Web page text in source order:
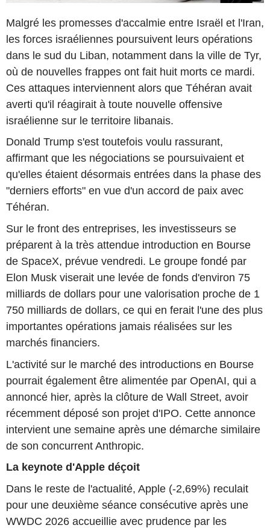
Malgré les promesses d'accalmie entre Israël et l'Iran,
les forces israéliennes poursuivent leurs opérations
dans le sud du Liban, notamment dans la ville de Tyr,
où de nouvelles frappes ont fait huit morts ce mardi.
Ces attaques interviennent alors que Téhéran avait
averti qu'il réagirait à toute nouvelle offensive
israélienne sur le territoire libanais.
Donald Trump s'est toutefois voulu rassurant,
affirmant que les négociations se poursuivaient et
qu'elles étaient désormais entrées dans la phase des
"derniers efforts" en vue d'un accord de paix avec
Téhéran.
Sur le front des entreprises, les investisseurs se
préparent à la très attendue introduction en Bourse
de SpaceX, prévue vendredi. Le groupe fondé par
Elon Musk viserait une levée de fonds d'environ 75
milliards de dollars pour une valorisation proche de 1
750 milliards de dollars, ce qui en ferait l'une des plus
importantes opérations jamais réalisées sur les
marchés financiers.
L'activité sur le marché des introductions en Bourse
pourrait également être alimentée par OpenAI, qui a
annoncé hier, après la clôture de Wall Street, avoir
récemment déposé son projet d'IPO. Cette annonce
intervient une semaine après une démarche similaire
de son concurrent Anthropic.
La keynote d'Apple déçoit
Dans le reste de l'actualité, Apple (-2,69%) reculait
pour une deuxième séance consécutive après une
WWDC 2026 accueillie avec prudence par les